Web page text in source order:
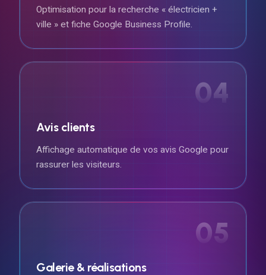
Optimisation pour la recherche « électricien +
ville » et fiche Google Business Profile.
04
Avis clients
Affichage automatique de vos avis Google pour
rassurer les visiteurs.
05
Galerie & réalisations